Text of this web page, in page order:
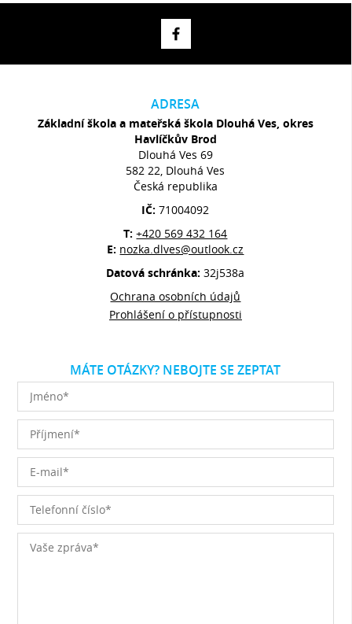
ADRESA
Základní škola a mateřská škola Dlouhá Ves, okres
Havlíčkův Brod
Dlouhá Ves 69
582 22, Dlouhá Ves
Česká republika
IČ:71004092
T:+420 569 432 164
E: nozka.dlves@outlook.cz
Datová schránka:32j538a
Ochrana osobních údajů
Prohlášení o přístupnosti
MÁTE OTÁZKY? NEBOJTE SE ZEPTAT